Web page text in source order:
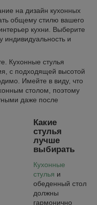
на дизайн кухонных
общему стилю вашего
кухни. Выберите
индивидуальность и
Кухонные стулья
с подходящей высотой
Имейте в виду, что
столом, поэтому
даже после
Какие
стулья
лучше
выбирать
Кухонные
стулья и
обеденный стол
должны
гармонично